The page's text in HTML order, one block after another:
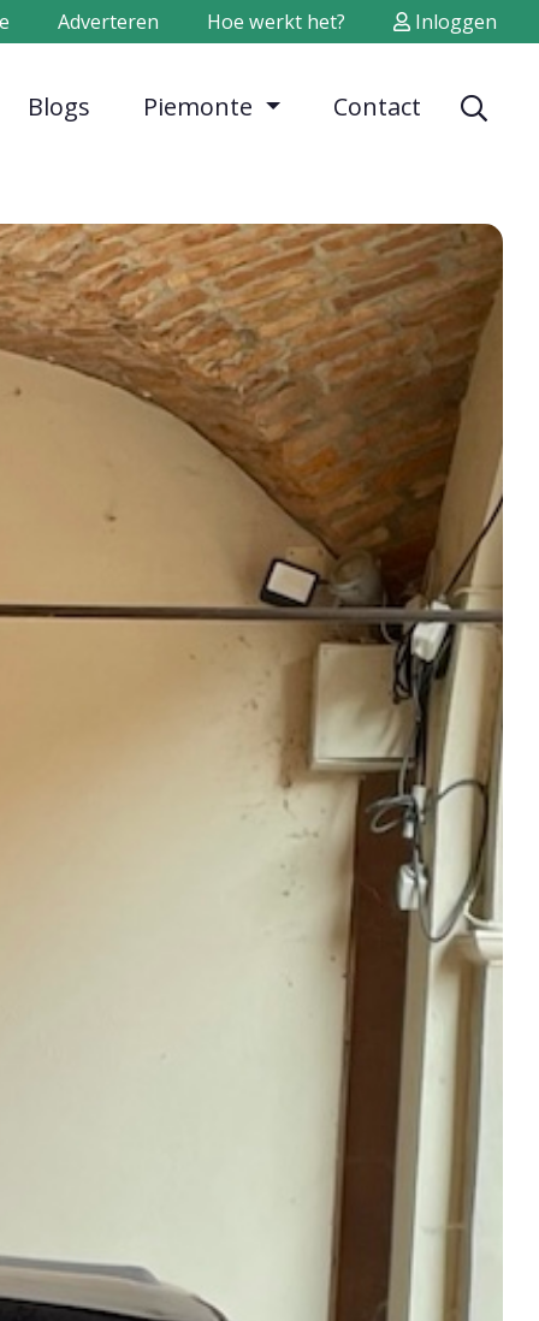
Adverteren Hoe werkt het? Inloggen
Blogs Piemonte Contact